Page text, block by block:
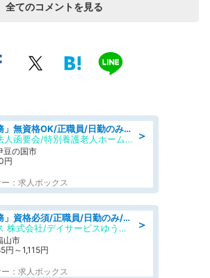
全てのコメントを見る
＞
「介護事務」無資格OK/正職員/日勤のみ/特別養護老人ホーム
社会福祉法人函要会/特別養護老人ホーム 韮山・ぶなの森
豆の国市
円
：求人ボックス
＞
「介護事務」資格必須/正職員/日勤のみ/デイサービス
キャレオス 株式会社/デイサービスゆうゆう南本庄
山市
円～1,115円
：求人ボックス